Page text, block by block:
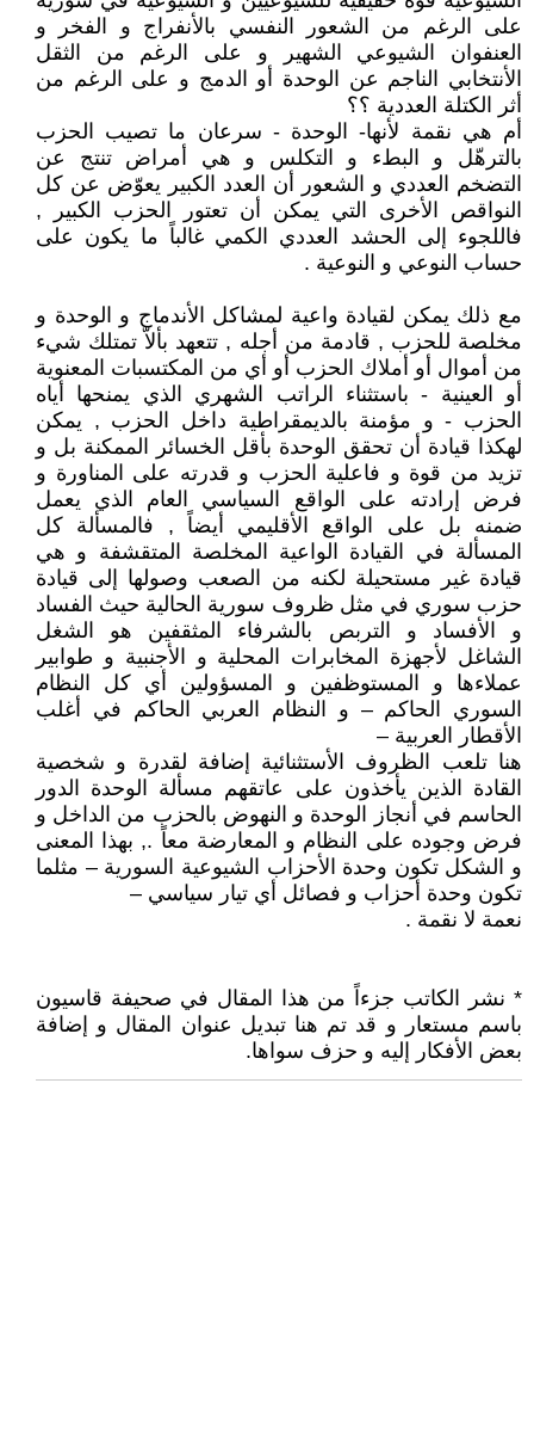
على الرغم من الشعور النفسي بالأنفراج و الفخر و
العنفوان الشيوعي الشهير و على الرغم من الثقل
الأنتخابي الناجم عن الوحدة أو الدمج و على الرغم من
أثر الكتلة العددية ؟؟
أم هي نقمة لأنها- الوحدة - سرعان ما تصيب الحزب
بالترهّل و البطء و التكلس و هي أمراض تنتج عن
التضخم العددي و الشعور أن العدد الكبير يعوّض عن كل
النواقص الأخرى التي يمكن أن تعتور الحزب الكبير ,
فاللجوء إلى الحشد العددي الكمي غالباً ما يكون على
حساب النوعي و النوعية .
مع ذلك يمكن لقيادة واعية لمشاكل الأندماج و الوحدة و
مخلصة للحزب , قادمة من أجله , تتعهد بألاّ تمتلك شيء
من أموال أو أملاك الحزب أو أي من المكتسبات المعنوية
أو العينية - باستثناء الراتب الشهري الذي يمنحها أياه
الحزب - و مؤمنة بالديمقراطية داخل الحزب , يمكن
لهكذا قيادة أن تحقق الوحدة بأقل الخسائر الممكنة بل و
تزيد من قوة و فاعلية الحزب و قدرته على المناورة و
فرض إرادته على الواقع السياسي العام الذي يعمل
ضمنه بل على الواقع الأقليمي أيضاً , فالمسألة كل
المسألة في القيادة الواعية المخلصة المتقشفة و هي
قيادة غير مستحيلة لكنه من الصعب وصولها إلى قيادة
حزب سوري في مثل ظروف سورية الحالية حيث الفساد
و الأفساد و التربص بالشرفاء المثقفين هو الشغل
الشاغل لأجهزة المخابرات المحلية و الأجنبية و طوابير
عملاءها و المستوظفين و المسؤولين أي كل النظام
السوري الحاكم – و النظام العربي الحاكم في أغلب
الأقطار العربية –
هنا تلعب الظروف الأستثنائية إضافة لقدرة و شخصية
القادة الذين يأخذون على عاتقهم مسألة الوحدة الدور
الحاسم في أنجاز الوحدة و النهوض بالحزب من الداخل و
فرض وجوده على النظام و المعارضة معاً ., بهذا المعنى
و الشكل تكون وحدة الأحزاب الشيوعية السورية – مثلما
تكون وحدة أحزاب و فصائل أي تيار سياسي –
نعمة لا نقمة .
* نشر الكاتب جزءاً من هذا المقال في صحيفة قاسيون
باسم مستعار و قد تم هنا تبديل عنوان المقال و إضافة
بعض الأفكار إليه و حزف سواها.